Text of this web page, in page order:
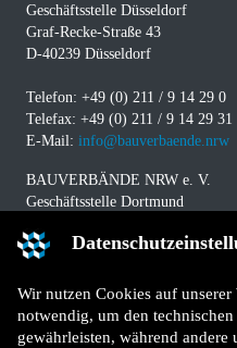
Wir nutzen Cookies auf
notwendig, um den
gewährleisten, während
Geschäftsstelle Düsseldorf
Graf-Recke-Straße 43
D-40239 Düsseldorf
Telefon: +49 (0) 211 / 9 14 29 0
Telefax: +49 (0) 211 / 9 14 29 31
E-Mail: info@bauverbaende.nrw
BAUVERBÄNDE NRW e. V.
Geschäftsstelle Dortmund
D-44141 Dortmund
Telefon: +49 (0) 231 / 94 11 580
Telefax: +49 (0) 231 / 94 11 5840
E-Mail:info@bauverbaende.nrw